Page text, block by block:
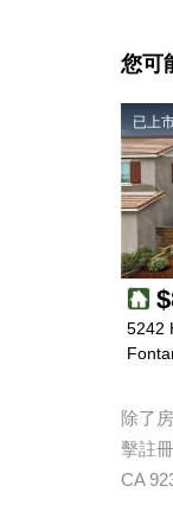
您可
已上
5242
除了
擊註
CA